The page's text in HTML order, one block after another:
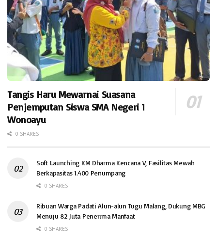
Tangis Haru Mewarnai Suasana
Penjemputan Siswa SMA Negeri 1
Wonoayu
0 SHARES
Soft Launching KM Dharma Kencana V, Fasilitas Mewah
Berkapasitas 1.400 Penumpang
0 SHARES
Ribuan Warga Padati Alun-alun Tugu Malang, Dukung MBG
Menuju 82 Juta Penerima Manfaat
0 SHARES